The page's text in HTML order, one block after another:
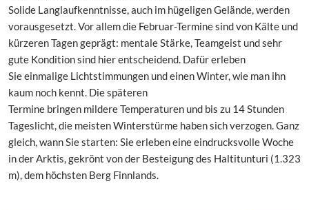
Solide Langlaufkenntnisse, auch im hügeligen Gelände, werden
vorausgesetzt. Vor allem die Februar-Termine sind von Kälte und
kürzeren Tagen geprägt: mentale Stärke, Teamgeist und sehr
gute Kondition sind hier entscheidend. Dafür erleben
Sie einmalige Lichtstimmungen und einen Winter, wie man ihn
kaum noch kennt. Die späteren
Termine bringen mildere Temperaturen und bis zu 14 Stunden
Tageslicht, die meisten Winterstürme haben sich verzogen. Ganz
gleich, wann Sie starten: Sie erleben eine eindrucksvolle Woche
in der Arktis, gekrönt von der Besteigung des Haltitunturi (1.323
m), dem höchsten Berg Finnlands.